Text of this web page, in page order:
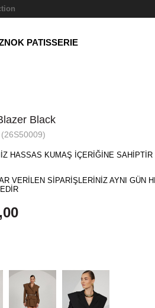
NOK PATISSERIE
Black
(26S50009)
HASSAS KUMAŞ İÇERİĞİNE
VERİLEN SİPARİŞLERİNİZ AYNI GÜN